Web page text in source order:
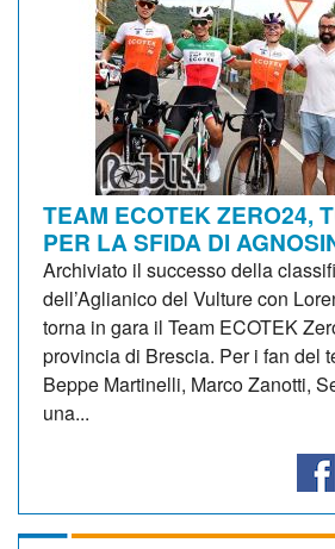
TEAM ECOTEK ZERO24,
PER LA SFIDA DI
Archiviato il successo della
dell’Aglianico del Vulture con
torna in gara il Team ECOTEK
provincia di Brescia. Per i fan del
Beppe Martinelli, Marco Zanotti,
una...